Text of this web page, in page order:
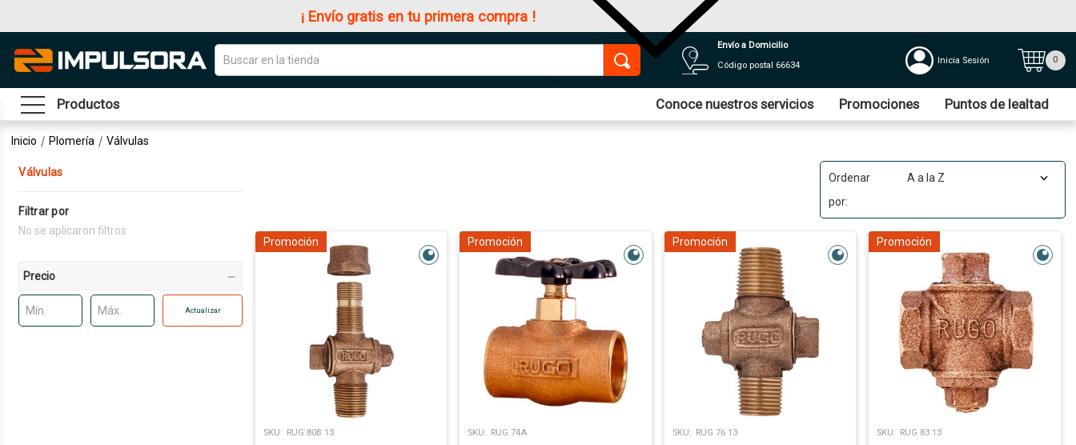
¡ Envío gratis en tu primera compra !
Productos Conoce nuestros servicios Promociones Puntos de lealtad
Envío a Domicilio
Código postal 66634
Inicia Sesión 0
Inicio Plomería Válvulas
Válvulas
Filtrar por
No se aplicaron filtros
Precio
Actualizar
Ordenar
por:
Promoción
SKU: RUG 80B 13
Promoción
SKU: RUG 74A
Promoción
SKU: RUG 76 13
Promoción
SKU: RUG 83 13